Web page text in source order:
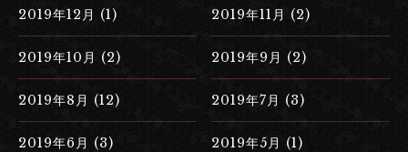
2019年12月 (1) 2019年11月 (2)
2019年10月 (2) 2019年9月 (2)
2019年8月 (12) 2019年7月 (3)
2019年6月 (3) 2019年5月 (1)